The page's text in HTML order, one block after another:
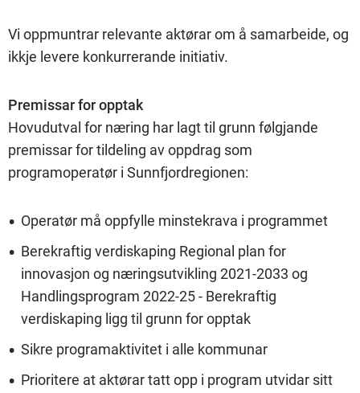
Vi oppmuntrar relevante aktørar om å samarbeide, og
ikkje levere konkurrerande initiativ.
Premissar for opptak
Hovudutval for næring har lagt til grunn følgjande
premissar for tildeling av oppdrag som
programoperatør i Sunnfjordregionen:
Operatør må oppfylle minstekrava i programmet
Berekraftig verdiskaping Regional plan for
innovasjon og næringsutvikling 2021-2033 og
Handlingsprogram 2022-25 - Berekraftig
verdiskaping ligg til grunn for opptak
Sikre programaktivitet i alle kommunar
Prioritere at aktørar tatt opp i program utvidar sitt